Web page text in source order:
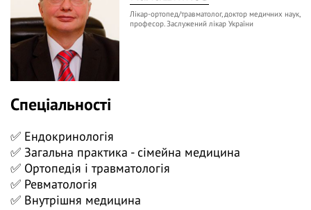
ревматології та ортопедії необхідно контролювати
рівні вітаміну D, коли препарати вітаміну D є
важливими.
Лікар-ортопед/травматолог, доктор медичних наук,
професор. Заслужений лікар України
Спеціальності
✅ Ендокринологія
✅ Загальна практика - сімейна медицина
✅ Ортопедія і травматологія
✅ Ревматологія
✅ Внутрішня медицина